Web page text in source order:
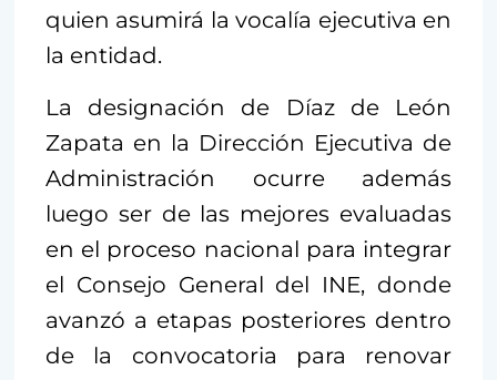
quien asumirá la vocalía ejecutiva en
la entidad.
La designación de Díaz de León
Zapata en la Dirección Ejecutiva de
Administración ocurre además
luego ser de las mejores evaluadas
en el proceso nacional para integrar
el Consejo General del INE, donde
avanzó a etapas posteriores dentro
de la convocatoria para renovar